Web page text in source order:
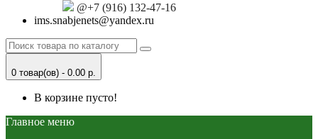
@+7 (916) 132-47-16
ims.snabjenets@yandex.ru
0 товар(ов) - 0.00 р.
В корзине пусто!
Главное меню